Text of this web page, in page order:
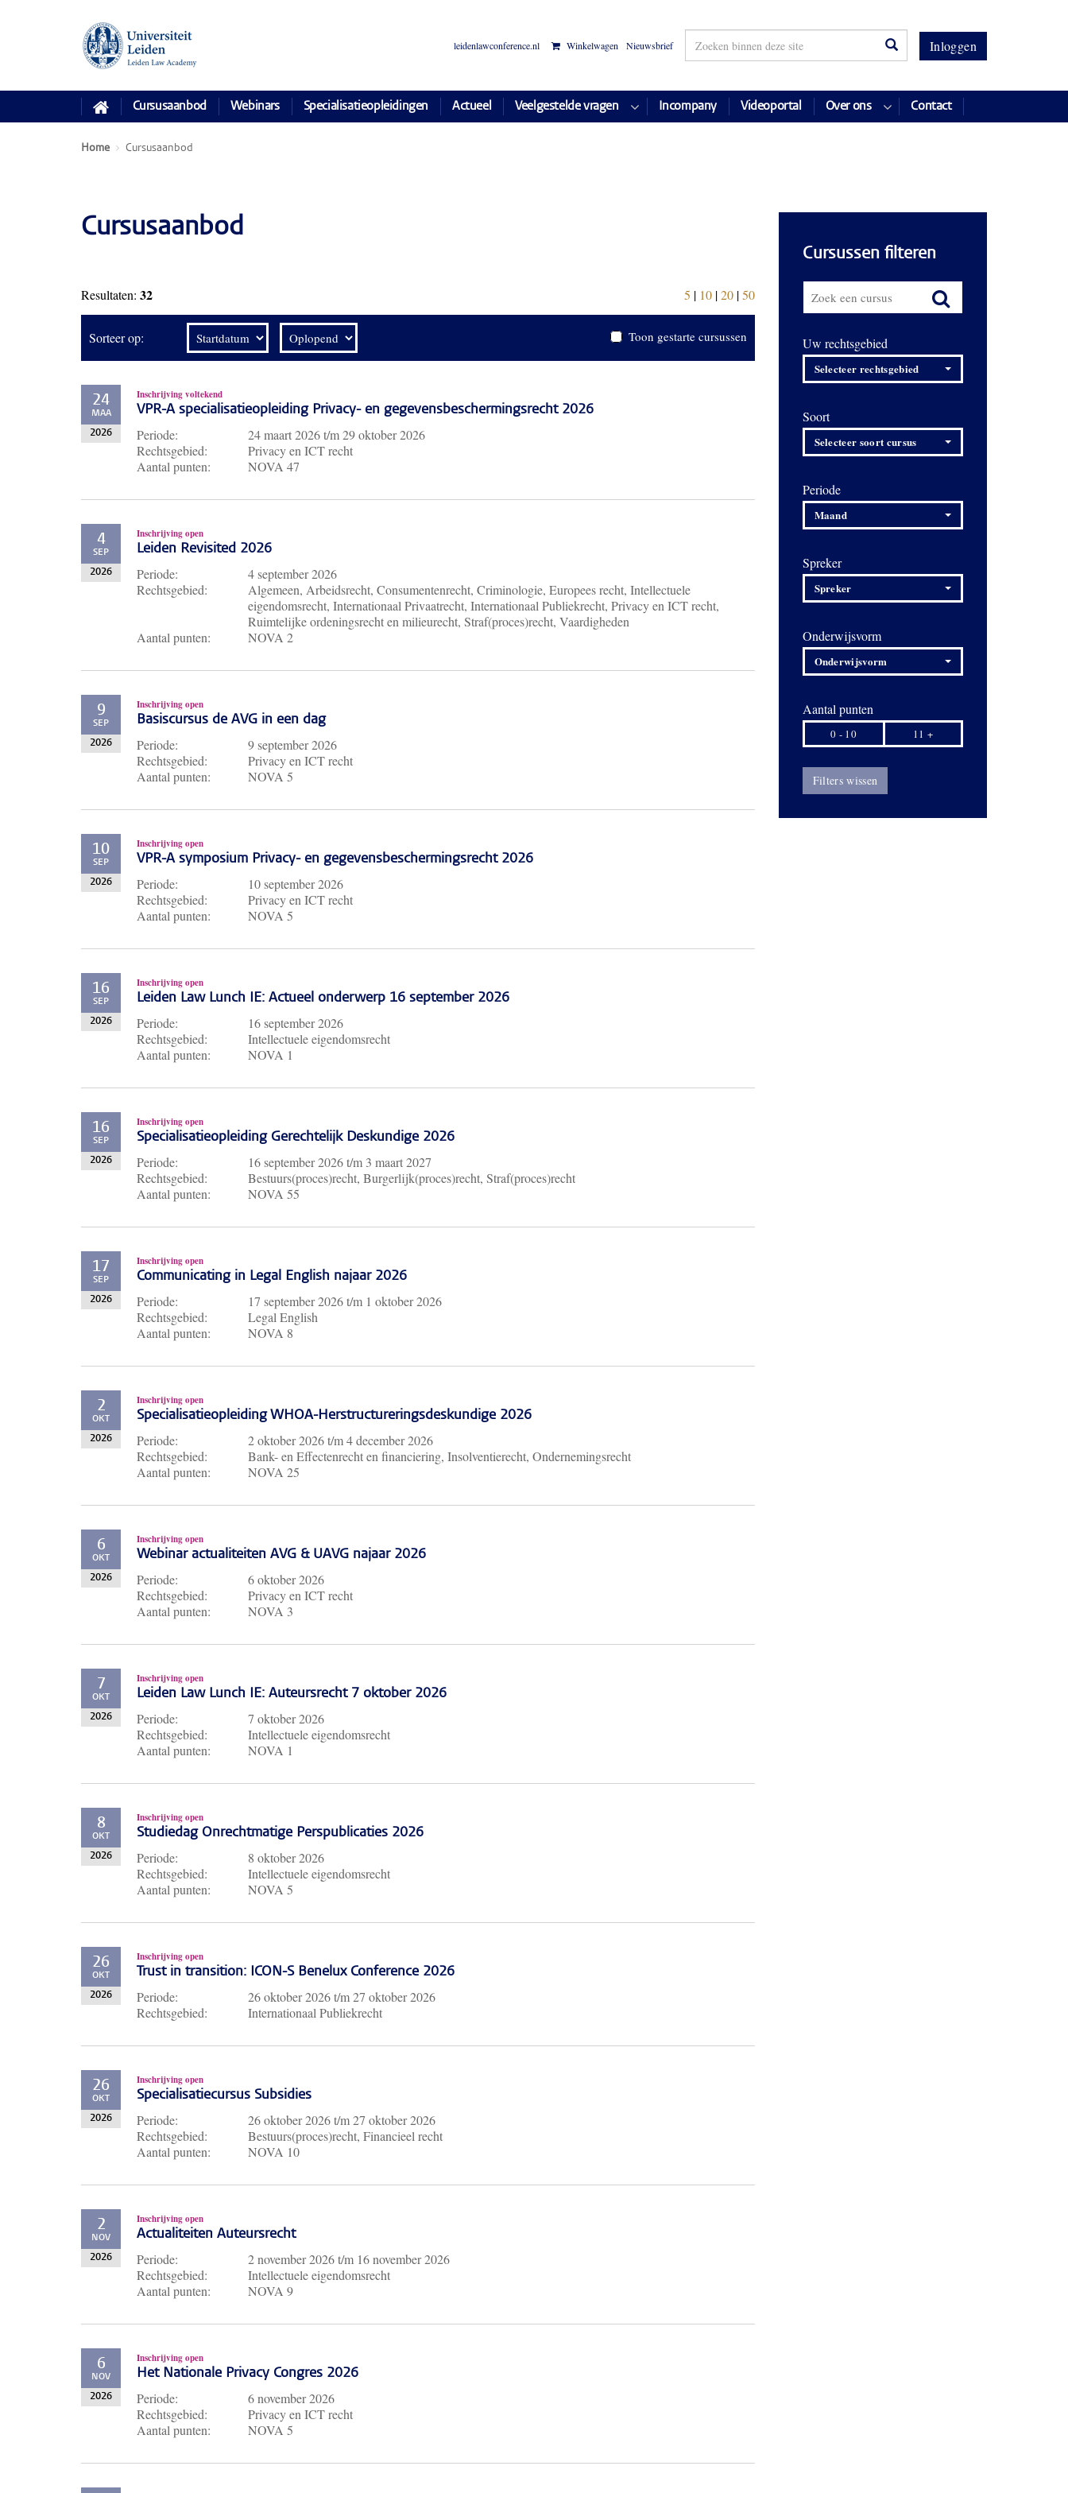
Inloggen
leidenlawconference.nl Winkelwagen Nieuwsbrief
Cursusaanbod Webinars Specialisatieopleidingen Actueel Veelgestelde vragen Incompany Videoportal Over ons Contact
Home Cursusaanbod
Cursusaanbod
Resultaten: 32 5 | 10|20|50
Sorteer op: Toon gestarte cursussen
24
MAA
2026
Inschrijving voltekend
VPR-A specialisatieopleiding Privacy- en gegevensbeschermingsrecht 2026
Periode: 24 maart 2026t/m29 oktober 2026
Rechtsgebied:
Privacy en ICT recht
Aantal punten:
NOVA 47
4
SEP
2026
Inschrijving open
Leiden Revisited 2026
Periode:
4 september 2026
Rechtsgebied:
Algemeen, Arbeidsrecht, Consumentenrecht, Criminologie, Europees recht, Intellectuele
eigendomsrecht, Internationaal Privaatrecht, Internationaal Publiekrecht, Privacy en ICT recht,
Ruimtelijke ordeningsrecht en milieurecht, Straf(proces)recht, Vaardigheden
Aantal punten:
NOVA 2
9
SEP
2026
Inschrijving open
Basiscursus de AVG in een dag
Periode:
9 september 2026
Rechtsgebied:
Privacy en ICT recht
Aantal punten:
NOVA 5
10
SEP
2026
Inschrijving open
VPR-A symposium Privacy- en gegevensbeschermingsrecht 2026
Periode:
10 september 2026
Rechtsgebied:
Privacy en ICT recht
Aantal punten:
NOVA 5
16
SEP
2026
Inschrijving open
Leiden Law Lunch IE: Actueel onderwerp 16 september 2026
Periode:
16 september 2026
Rechtsgebied:
Intellectuele eigendomsrecht
Aantal punten:
NOVA 1
16
SEP
2026
Inschrijving open
Specialisatieopleiding Gerechtelijk Deskundige 2026
Periode: 16 september 2026t/m 3 maart 2027
Rechtsgebied:
Bestuurs(proces)recht, Burgerlijk(proces)recht, Straf(proces)recht
Aantal punten:
NOVA 55
17
SEP
2026
Inschrijving open
Communicating in Legal English najaar 2026
Periode: 17 september 2026t/m 1 oktober 2026
Rechtsgebied:
Legal English
Aantal punten:
NOVA 8
2
OKT
2026
Inschrijving open
Specialisatieopleiding WHOA-Herstructureringsdeskundige 2026
Periode: 2 oktober 2026t/m4 december 2026
Rechtsgebied:
Bank- en Effectenrecht en financiering, Insolventierecht, Ondernemingsrecht
Aantal punten:
NOVA 25
6
OKT
2026
Inschrijving open
Webinar actualiteiten AVG & UAVG najaar 2026
Periode:
6 oktober 2026
Rechtsgebied:
Privacy en ICT recht
Aantal punten:
NOVA 3
7
OKT
2026
Inschrijving open
Leiden Law Lunch IE: Auteursrecht 7 oktober 2026
Periode:
7 oktober 2026
Rechtsgebied:
Intellectuele eigendomsrecht
Aantal punten:
NOVA 1
8
OKT
2026
Inschrijving open
Studiedag Onrechtmatige Perspublicaties 2026
Periode:
8 oktober 2026
Rechtsgebied:
Intellectuele eigendomsrecht
Aantal punten:
NOVA 5
26
OKT
2026
Inschrijving open
Trust in transition: ICON-S Benelux Conference 2026
Periode: 26 oktober 2026t/m27 oktober 2026
Rechtsgebied:
Internationaal Publiekrecht
26
OKT
2026
Inschrijving open
Specialisatiecursus Subsidies
Periode: 26 oktober 2026t/m27 oktober 2026
Rechtsgebied:
Bestuurs(proces)recht, Financieel recht
Aantal punten:
NOVA 10
2
NOV
2026
Inschrijving open
Actualiteiten Auteursrecht
Periode: 2 november 2026t/m 16 november 2026
Rechtsgebied:
Intellectuele eigendomsrecht
Aantal punten:
NOVA 9
6
NOV
2026
Inschrijving open
Het Nationale Privacy Congres 2026
Periode:
6 november 2026
Rechtsgebied:
Privacy en ICT recht
Aantal punten:
NOVA 5
Cursussen filteren
Uw rechtsgebied
Selecteer rechtsgebied
Soort
Selecteer soort cursus
Periode
Maand
Spreker
Spreker
Onderwijsvorm
Onderwijsvorm
Aantal punten
0 - 10 11 +
Filters wissen